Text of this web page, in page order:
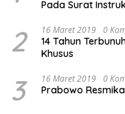
Pada Surat
2 16 Maret 2019 0
14 Tahun
Khusus
3 16 Maret 2019 0
Prabowo